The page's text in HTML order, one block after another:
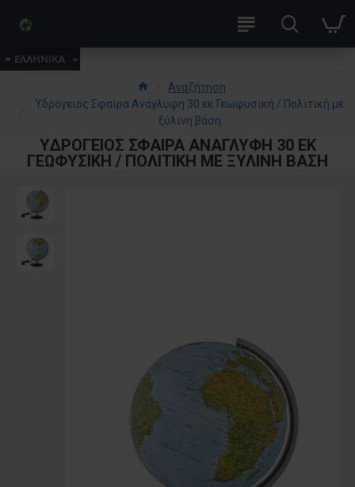
ΕΛΛΗΝΙΚΑ
Αναζήτηση
Υδρόγειος Σφαίρα Ανάγλυφη 30 εκ Γεωφυσική / Πολιτική με
ξύλινη βάση
ΥΔΡΌΓΕΙΟΣ ΣΦΑΊΡΑ ΑΝΆΓΛΥΦΗ 30 ΕΚ
ΓΕΩΦΥΣΙΚΉ / ΠΟΛΙΤΙΚΉ ΜΕ ΞΎΛΙΝΗ ΒΆΣΗ